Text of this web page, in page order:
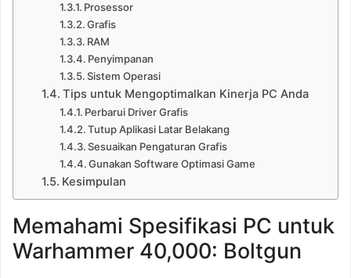
Prosessor
Grafis
RAM
Penyimpanan
Sistem Operasi
Tips untuk Mengoptimalkan Kinerja PC Anda
Perbarui Driver Grafis
Tutup Aplikasi Latar Belakang
Sesuaikan Pengaturan Grafis
Gunakan Software Optimasi Game
Kesimpulan
Memahami Spesifikasi PC untuk
Warhammer 40,000: Boltgun